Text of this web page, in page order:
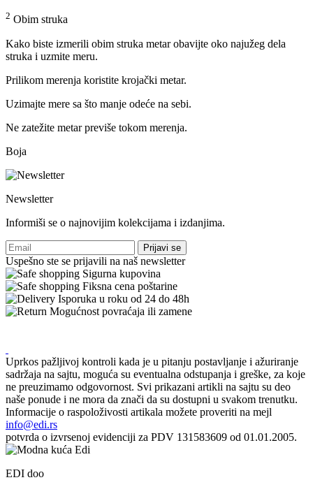
2 Obim struka
Kako biste izmerili obim struka metar obavijte oko najužeg dela
struka i uzmite meru.
Prilikom merenja koristite krojački metar.
Uzimajte mere sa što manje odeće na sebi.
Ne zatežite metar previše tokom merenja.
Boja
Newsletter
Informiši se o najnovijim kolekcijama i izdanjima.
Prijavi se
Uspešno ste se prijavili na naš newsletter
Sigurna kupovina
Fiksna cena poštarine
Isporuka u roku od 24 do 48h
Mogućnost povraćaja ili zamene
Uprkos pažljivoj kontroli kada je u pitanju postavljanje i ažuriranje
sadržaja na sajtu, moguća su eventualna odstupanja i greške, za koje
ne preuzimamo odgovornost. Svi prikazani artikli na sajtu su deo
naše ponude i ne mora da znači da su dostupni u svakom trenutku.
Informacije o raspoloživosti artikala možete proveriti na mejl
info@edi.rs
potvrda o izvrsenoj evidenciji za PDV 131583609 od 01.01.2005.
EDI doo